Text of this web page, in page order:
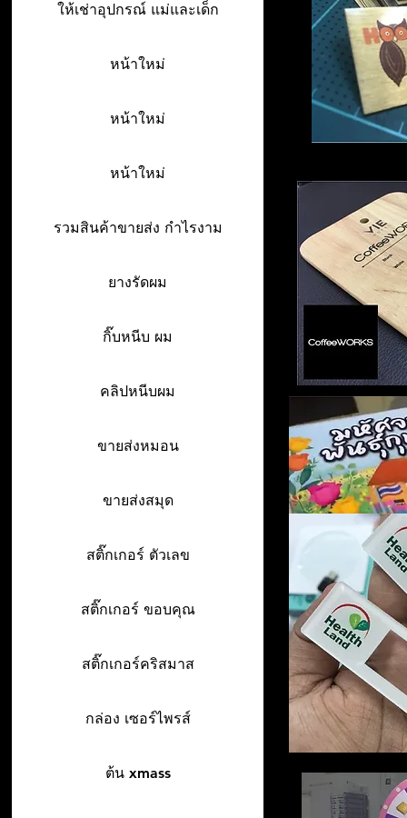
ให้เช่าอุปกรณ์ แม่และเด็ก
หน้าใหม่
หน้าใหม่
หน้าใหม่
รวมสินค้าขายส่ง กำไรงาม
ยางรัดผม
กิ๊บหนีบ ผม
คลิปหนีบผม
ขายส่งหมอน
ขายส่งสมุด
สติ๊กเกอร์ ตัวเลข
สติ๊กเกอร์ ขอบคุณ
สติ๊กเกอร์คริสมาส
กล่อง เซอร์ไพรส์
ต้น xmass